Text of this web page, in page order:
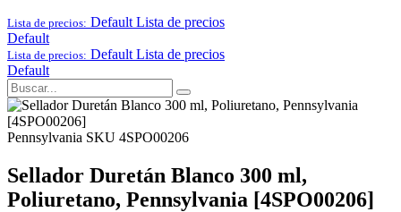
Lista de precios: Default Lista de precios
Default
Lista de precios: Default Lista de precios
Default
Pennsylvania SKU 4SPO00206
Sellador Duretán Blanco 300 ml,
Poliuretano, Pennsylvania [4SPO00206]